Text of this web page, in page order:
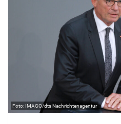
IMAGO/dts Nachrichtenagentur